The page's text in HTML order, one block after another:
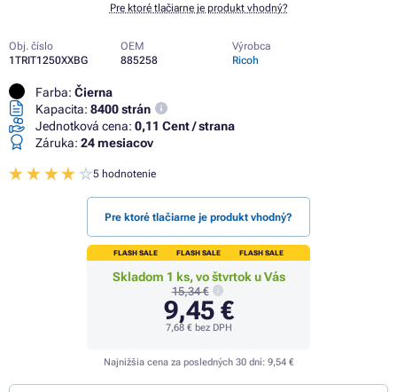
Pre ktoré tlačiarne je produkt vhodný?
Obj. číslo
1TRIT1250XXBG
OEM
885258
Výrobca
Ricoh
Farba: Čierna
Kapacita: 8400 strán
Jednotková cena: 0,11 Cent / strana
Záruka: 24 mesiacov
5 hodnotenie
Pre ktoré tlačiarne je produkt vhodný?
FLASH SALE FLASH SALE FLASH SALE
Skladom 1 ks, vo štvrtok u Vás
15,34 €
9,45 €
7,68 €bez DPH
Najnižšia cena za posledných 30 dní: 9,54 €